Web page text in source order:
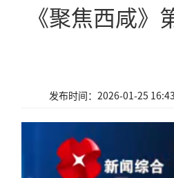
《聚焦西咸
发布时间：2026-01-25 16:43